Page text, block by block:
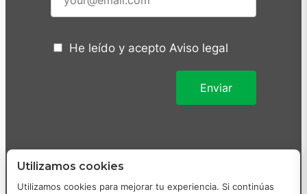
He leído y acepto Aviso legal
Utilizamos cookies
Utilizamos cookies para mejorar tu experiencia. Si continúas